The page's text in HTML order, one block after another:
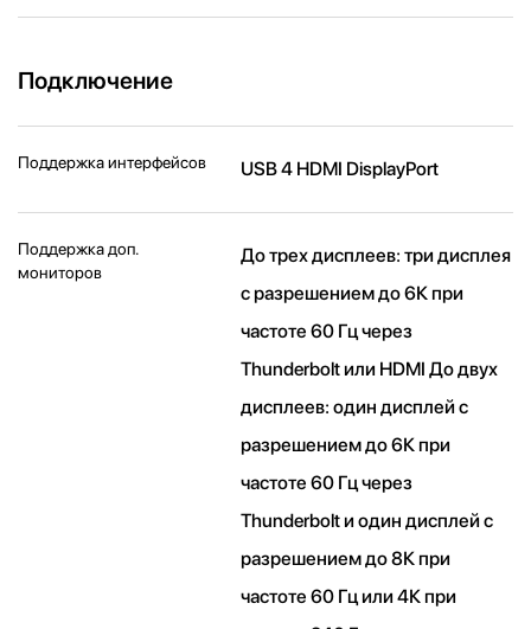
Подключение
Поддержка интерфейсов USB 4 HDMI DisplayPort
Поддержка доп.
мониторов
До трех дисплеев: три дисплея
с разрешением до 6К при
частоте 60 Гц через
Thunderbolt или HDMI До двух
дисплеев: один дисплей с
разрешением до 6К при
частоте 60 Гц через
Thunderbolt и один дисплей с
разрешением до 8К при
частоте 60 Гц или 4К при